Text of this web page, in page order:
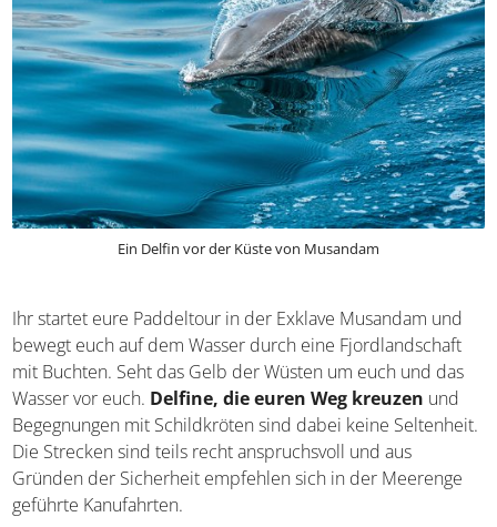
Ein Delfin vor der Küste von Musandam
Ihr startet eure Paddeltour in der Exklave Musandam und
bewegt euch auf dem Wasser durch eine Fjordlandschaft
mit Buchten. Seht das Gelb der Wüsten um euch und das
Wasser vor euch. Delfine, die euren Weg kreuzen
Begegnungen mit Schildkröten sind dabei keine
Seltenheit. Die Strecken sind teils recht anspruchsvoll